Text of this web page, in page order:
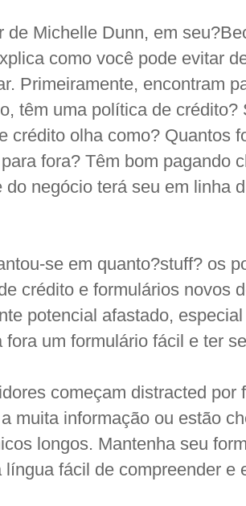
de Michelle Dunn, em
como você pode evitar
Primeiramente, encontram
têm uma política de
crédito olha como? Quantos
fora? Têm bom pagando
do negócio terá seu em linha
se em quanto?stuff? os
crédito e formulários novos
potencial afastado,
fora um formulário fácil e ter
começam distracted
muita informação ou estão
longos. Mantenha seu
língua fácil de compreender e